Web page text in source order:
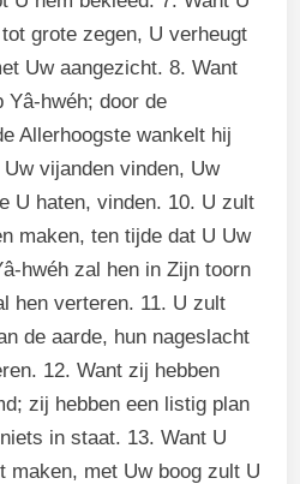
grote zegen, U verheugt
Uw aangezicht. 8. Want
Yâ-hwéh; door de
Allerhoogste wankelt hij
vijanden vinden, Uw
U haten, vinden. 10. U zult
maken, ten tijde dat U Uw
hwéh zal hen in Zijn toorn
hen verteren. 11. U zult
de aarde, hun nageslacht
12. Want zij hebben
zij hebben een listig plan
in staat. 13. Want U
maken, met Uw boog zult U